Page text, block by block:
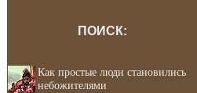
ПОИСК:
Как простые люди становились
небожителями